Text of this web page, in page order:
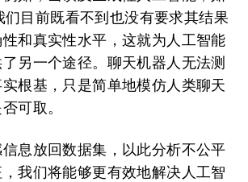
们目前既看不到也没有要求其结果
和真实性水平，这就为人工智能
另一个途径。聊天机器人无法测
根基，只是简单地模仿人类聊天
可取。
息放回数据集，以此分析不公平
我们将能够更有效地解决人工智